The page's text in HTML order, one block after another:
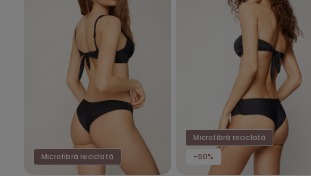
Microfibră reciclată
Microfibră reciclată
-50%